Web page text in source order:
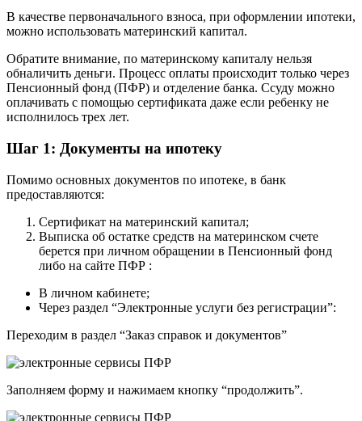
В качестве первоначального взноса, при оформлении ипотеки,
можно использовать материнский капитал.
Обратите внимание, по материнскому капиталу нельзя
обналичить деньги. Процесс оплаты происходит только через
Пенсионный фонд (ПФР) и отделение банка. Ссуду можно
оплачивать с помощью сертификата даже если ребенку не
исполнилось трех лет.
Шаг 1: Документы на ипотеку
Помимо основных документов по ипотеке, в банк
предоставляются:
Сертификат на материнский капитал;
Выписка об остатке средств на материнском счете
берется при личном обращении в Пенсионный фонд
либо на сайте ПФР :
В личном кабинете;
Через раздел “Электронные услуги без регистрации”:
Переходим в раздел “Заказ справок и документов”
Заполняем форму и нажимаем кнопку “продолжить”.